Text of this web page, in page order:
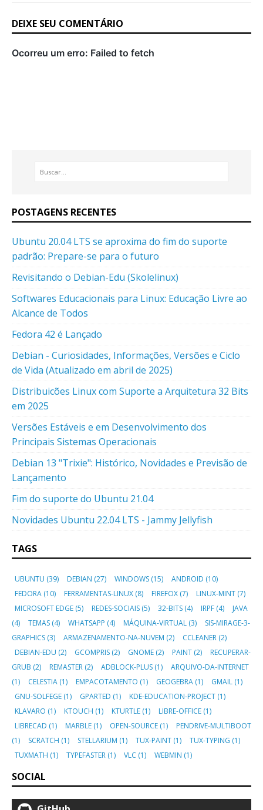
DEIXE SEU COMENTÁRIO
POSTAGENS RECENTES
Ubuntu 20.04 LTS se aproxima do fim do suporte
padrão: Prepare-se para o futuro
Revisitando o Debian-Edu (Skolelinux)
Softwares Educacionais para Linux: Educação Livre ao
Alcance de Todos
Fedora 42 é Lançado
Debian - Curiosidades, Informações, Versões e Ciclo
de Vida (Atualizado em abril de 2025)
Distribuicões Linux com Suporte a Arquitetura 32 Bits
em 2025
Versões Estáveis e em Desenvolvimento dos
Principais Sistemas Operacionais
Debian 13 "Trixie": Histórico, Novidades e Previsão de
Lançamento
Fim do suporte do Ubuntu 21.04
Novidades Ubuntu 22.04 LTS - Jammy Jellyfish
TAGS
UBUNTU (39) DEBIAN (27) WINDOWS (15) ANDROID (10)
FEDORA (10) FERRAMENTAS-LINUX (8) FIREFOX (7) LINUX-MINT (7)
MICROSOFT EDGE (5) REDES-SOCIAIS (5) 32-BITS (4) IRPF (4)
JAVA
(4)
TEMAS (4) WHATSAPP (4) MÁQUINA-VIRTUAL (3)
SIS-MIRAGE-3-
GRAPHICS (3) ARMAZENAMENTO-NA-NUVEM (2) CCLEANER (2)
DEBIAN-EDU (2) GCOMPRIS (2) GNOME (2) PAINT (2)
RECUPERAR-
GRUB (2) REMASTER (2) ADBLOCK-PLUS (1)
ARQUIVO-DA-INTERNET
(1)
CELESTIA (1) EMPACOTAMENTO (1) GEOGEBRA (1) GMAIL (1)
GNU-SOLFEGE (1) GPARTED (1) KDE-EDUCATION-PROJECT (1)
KLAVARO (1) KTOUCH (1) KTURTLE (1) LIBRE-OFFICE (1)
LIBRECAD (1) MARBLE (1) OPEN-SOURCE (1)
PENDRIVE-MULTIBOOT
(1)
SCRATCH (1) STELLARIUM (1) TUX-PAINT (1) TUX-TYPING (1)
TUXMATH (1) TYPEFASTER (1) VLC (1) WEBMIN (1)
SOCIAL